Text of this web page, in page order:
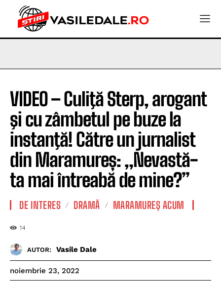
VIDEO – Culiţă Sterp, arogant
şi cu zâmbetul pe buze la
instanţă! Către un jurnalist
din Maramureș: „Nevastă-
ta mai întreabă de mine?”
DE INTERES DRAMĂ MARAMUREȘ ACUM
14
AUTOR: Vasile Dale
noiembrie 23, 2022